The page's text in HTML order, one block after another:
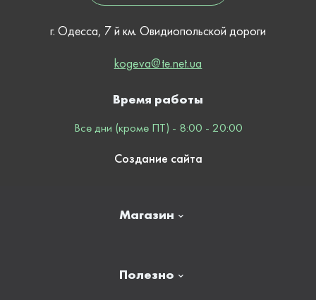
г. Одесса, 7 й км. Овидиопольской дороги
kogeva@te.net.ua
Магазин
Полезно
Время работы
Все дни (кроме ПТ) - 8:00 - 20:00
Создание сайта